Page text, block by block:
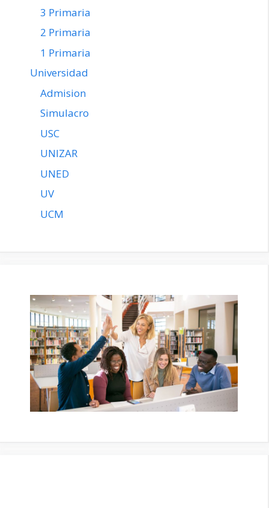
3 Primaria
2 Primaria
1 Primaria
Universidad
Admision
Simulacro
USC
UNIZAR
UNED
UV
UCM